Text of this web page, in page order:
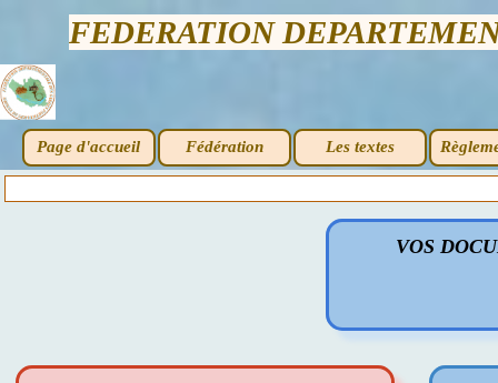
FEDERATION
Page d'accueil Fédération Les textes
VOS